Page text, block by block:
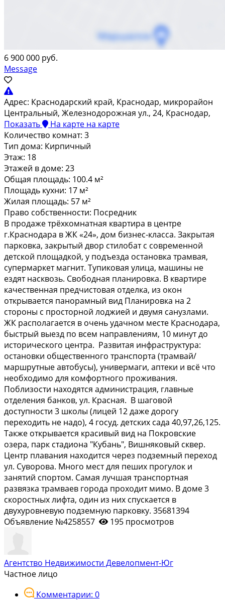
6 900 000 руб.
Message
Адрес: Краснодарский край, Краснодар, микрорайон
Центральный, Железнодорожная ул., 24, Краснодар,
Показать
На карте на карте
Количество комнат: 3
Тип дома: Кирпичный
Этаж: 18
Этажей в доме: 23
Общая площадь: 100.4 м²
Площадь кухни: 17 м²
Жилая площадь: 57 м²
Право собственности: Посредник
В продаже трёхкомнатная квартира в центре
г.Краснодара в ЖК «24», дом бизнес-класса. Закрытая
парковка, закрытый двор стилобат с современной
детской площадкой, у подъезда остановка трамвая,
супермаркет магнит. Тупиковая улица, машины не
ездят насквозь. Свободная планировка. В квартире
качественная предчистовая отделка, из окон
открывается панорамный вид Планировка на 2
стороны с просторной лоджией и двумя санузлами.
ЖК располагается в очень удачном месте Краснодара,
быстрый выезд по всем направлениям, 10 минут до
исторического центра. Развитая инфраструктура:
остановки общественного транспорта (трамвай/
маршрутные автобусы), универмаги, аптеки и всё что
необходимо для комфортного проживания.
Поблизости находятся администрация, главные
отделения банков, ул. Красная. В шаговой
доступности 3 школы (лицей 12 даже дорогу
переходить не надо), 4 госуд. детских сада 40,97,26,125.
Также открывается красивый вид на Покровские
озера, парк стадиона "Кубань", Вишняковый сквер.
Центр плавания находится через подземный переход
ул. Суворова. Много мест для пеших прогулок и
занятий спортом. Самая лучшая транспортная
развязка трамваев города проходит мимо. В доме 3
скоростных лифта, один из них спускается в
двухуровневую подземную парковку. 35681394
Объявление №4258557
195 просмотров
Агентство Недвижимости Девелопмент-Юг
Частное лицо
Комментарии: 0